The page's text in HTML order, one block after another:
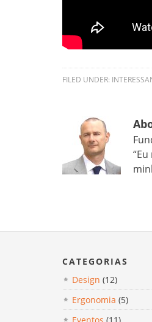
FILED UNDER:
CATEGORIAS
Design (12)
Ergonomia (5)